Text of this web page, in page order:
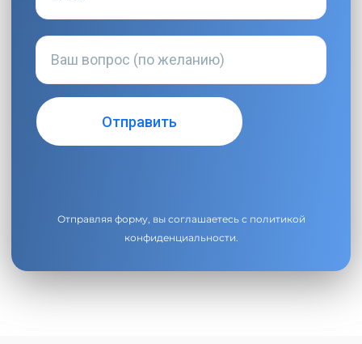
Отправляя форму, вы соглашаетесь с политикой
конфиденциальности.